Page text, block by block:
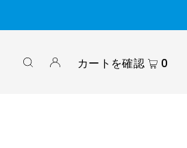
カートを確認 0